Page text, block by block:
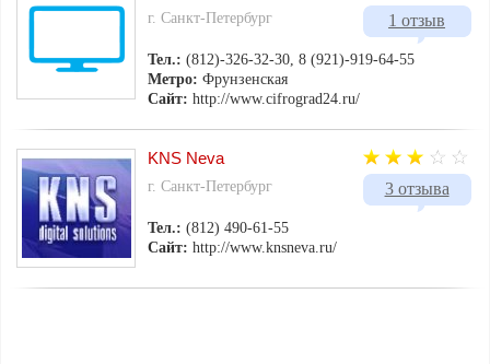
1 отзыв
г. Санкт-Петербург
Тел.:(812)-326-32-30, 8 (921)-919-64-55
Метро:Фрунзенская
Сайт: http://www.cifrograd24.ru/
3 отзыва
KNS Neva
г. Санкт-Петербург
Тел.:(812) 490-61-55
Сайт: http://www.knsneva.ru/